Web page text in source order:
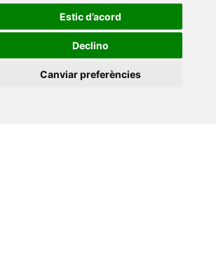
Estic d’acord
Declino
Canviar preferències
Vives.